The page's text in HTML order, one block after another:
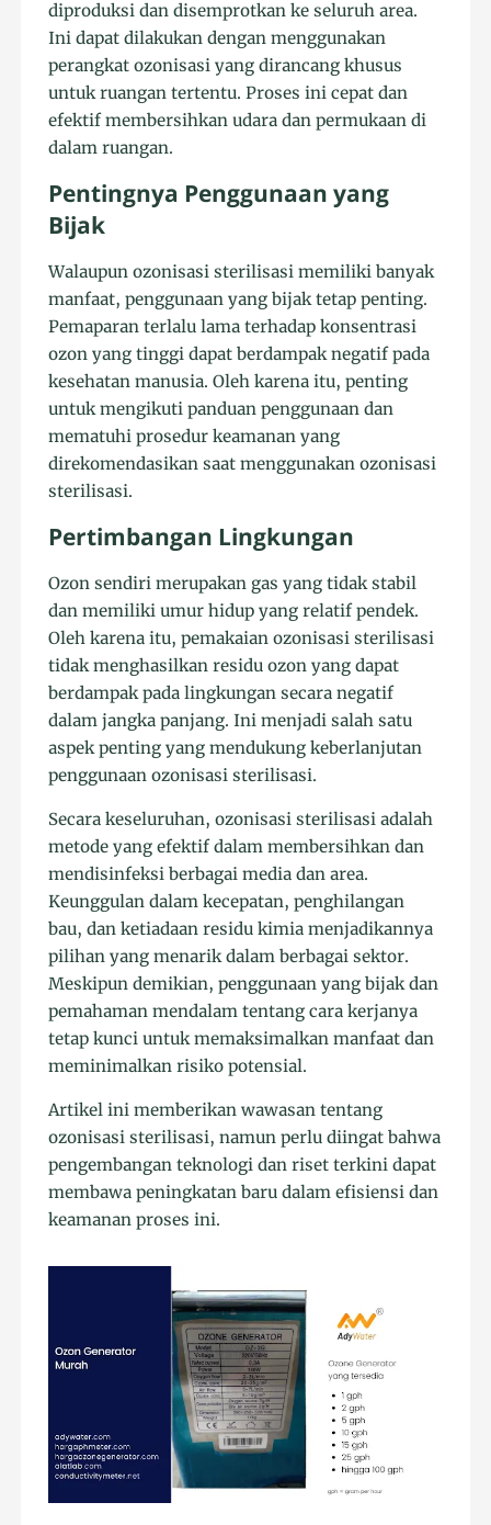
diproduksi dan disemprotkan ke seluruh area.
Ini dapat dilakukan dengan menggunakan
perangkat ozonisasi yang dirancang khusus
untuk ruangan tertentu. Proses ini cepat dan
efektif membersihkan udara dan permukaan di
dalam ruangan.
Pentingnya Penggunaan yang
Bijak
Walaupun ozonisasi sterilisasi memiliki banyak
manfaat, penggunaan yang bijak tetap penting.
Pemaparan terlalu lama terhadap konsentrasi
ozon yang tinggi dapat berdampak negatif pada
kesehatan manusia. Oleh karena itu, penting
untuk mengikuti panduan penggunaan dan
mematuhi prosedur keamanan yang
direkomendasikan saat menggunakan ozonisasi
sterilisasi.
Pertimbangan Lingkungan
Ozon sendiri merupakan gas yang tidak stabil
dan memiliki umur hidup yang relatif pendek.
Oleh karena itu, pemakaian ozonisasi sterilisasi
tidak menghasilkan residu ozon yang dapat
berdampak pada lingkungan secara negatif
dalam jangka panjang. Ini menjadi salah satu
aspek penting yang mendukung keberlanjutan
penggunaan ozonisasi sterilisasi.
Secara keseluruhan, ozonisasi sterilisasi adalah
metode yang efektif dalam membersihkan dan
mendisinfeksi berbagai media dan area.
Keunggulan dalam kecepatan, penghilangan
bau, dan ketiadaan residu kimia menjadikannya
pilihan yang menarik dalam berbagai sektor.
Meskipun demikian, penggunaan yang bijak dan
pemahaman mendalam tentang cara kerjanya
tetap kunci untuk memaksimalkan manfaat dan
meminimalkan risiko potensial.
Artikel ini memberikan wawasan tentang
ozonisasi sterilisasi, namun perlu diingat bahwa
pengembangan teknologi dan riset terkini dapat
membawa peningkatan baru dalam efisiensi dan
keamanan proses ini.